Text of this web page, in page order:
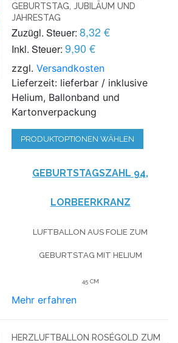
GEBURTSTAG, JUBILÄUM UND
JAHRESTAG
Zuzügl. Steuer: 8,32 €
Inkl. Steuer: 9,90 €
zzgl.Versandkosten
Lieferzeit: lieferbar / inklusive
Helium, Ballonband und
Kartonverpackung
PRODUKTOPTIONEN WÄHLEN
GEBURTSTAGSZAHL 94,
LORBEERKRANZ
LUFTBALLON AUS FOLIE ZUM
GEBURTSTAG MIT HELIUM
45 CM
Mehr erfahren
HERZLUFTBALLON ROSÉGOLD ZUM